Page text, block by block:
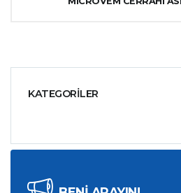
KATEGORİLER